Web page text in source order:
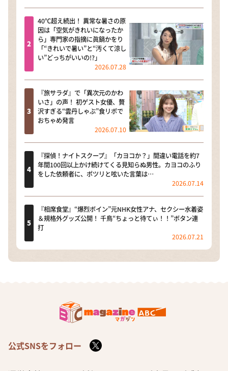
新婚さんいらっしゃい！
ポツンと一軒家
ザキ山小屋本館
ぺこぱのまるスポ
40℃超え続出！ 異常な暑さの原
因は「空気がきれいになったか
ら」専門家の指摘に眞鍋かをり
「“きれいで暑い”と“汚くて涼し
い”どっちがいいの!?」
2026.07.28
『旅サラダ』で「異次元のかわ
いさ」の声！ 初ゲスト女優、贅
沢すぎる“雲丹しゃぶ”食リポで
おちゃめ発言
2026.07.10
『探偵！ナイトスクープ』「カヨコか？」間違い電話を約7
年間100回以上かけ続けてくる見知らぬ男性。カヨコのふり
をした依頼者に、ポツリと呟いた言葉は…
2026.07.14
『相席食堂』“爆烈ボイン”元NHK女性アナ、セクシー水着姿
＆規格外グッズ公開！ 千鳥“ちょっと待てぃ！！”ボタン連
打
2026.07.21
公式SNSをフォロー